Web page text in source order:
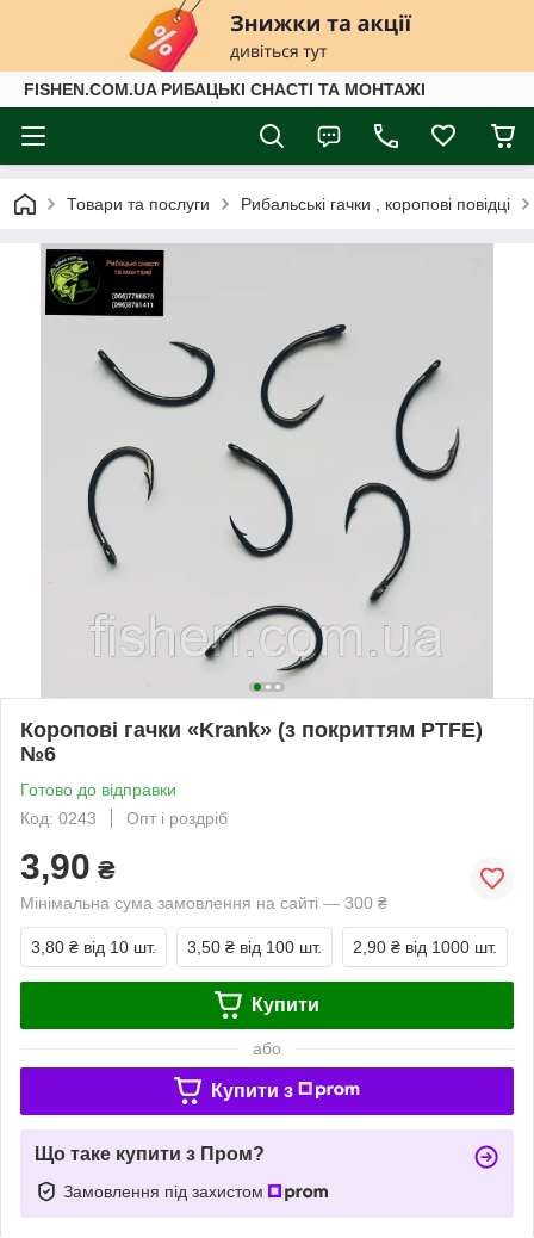
FISHEN.COM.UA РИБАЦЬКІ СНАСТІ ТА МОНТАЖІ
Товари та послуги Рибальські гачки , коропові повідці
Коропові гачки «Krank» (з покриттям PTFE)
№6
Готово до відправки
Код: 0243
Опт і роздріб
3,90 ₴
Мінімальна сума замовлення на сайті — 300 ₴
3,80 ₴ від 10 шт. 3,50 ₴ від 100 шт. 2,90 ₴ від 1000 шт.
Купити
або
Купити з
Що таке купити з Пром?
Замовлення під захистом